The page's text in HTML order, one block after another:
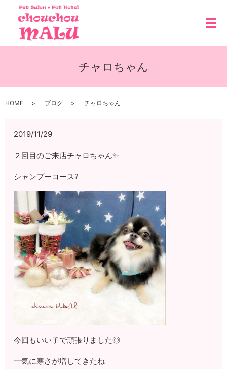
メ
チャロちゃん
HOME ブログ チャロちゃん
2019/11/29
２回目のご来店チャロちゃん✨
シャンプーコース?
今回もいい子で頑張りました◎
一気に寒さが増してきたね